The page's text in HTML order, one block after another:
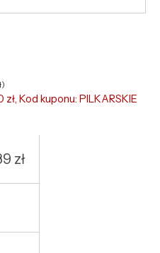
)
Kod kuponu: PILKARSKIE
zł